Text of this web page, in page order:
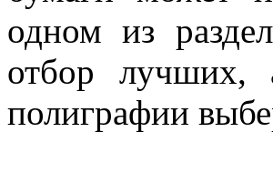
одном из
отбор лучших,
полиграфии